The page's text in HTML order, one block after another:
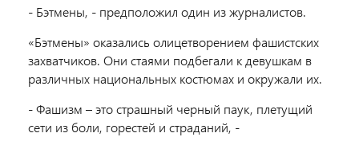
- Бэтмены, - предположил один из журналистов.
«Бэтмены» оказались олицетворением фашистских
захватчиков. Они стаями подбегали к девушкам в
различных национальных костюмах и окружали их.
- Фашизм – это страшный черный паук, плетущий
сети из боли, горестей и страданий, -